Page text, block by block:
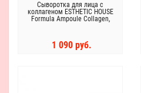
Сыворотка для лица с
коллагеном ESTHETIC HOUSE
Formula Ampoule Collagen,
1 090 руб.